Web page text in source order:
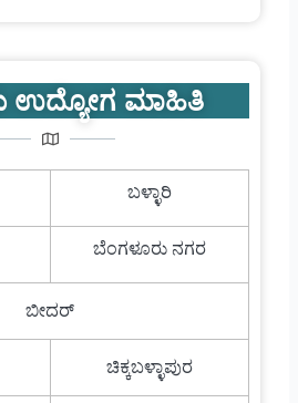
ಉದ್ಯೋಗ ಮಾಹಿತಿ
ಬಳ್ಳಾರಿ
ಬೆಂಗಳೂರು ನಗರ
ಬೀದರ್
ಚಿಕ್ಕಬಳ್ಳಾಪುರ